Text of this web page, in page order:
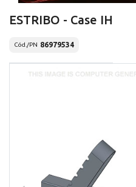
ESTRIBO - Case IH
Cód./PN 86979534